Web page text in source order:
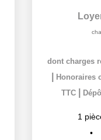
dont charges
Honoraires
TTC
1